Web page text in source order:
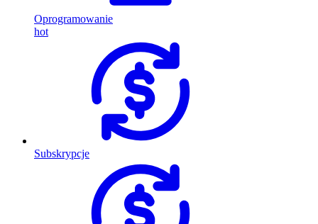
Oprogramowanie
hot
Subskrypcje